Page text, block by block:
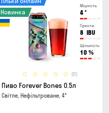
Міцність
4°
Гіркота
8 IBU
Щільність
10 %
(0)
Новинка
Пиво Forever Bones 0.5л
Світле, Нефільтроване, 4°